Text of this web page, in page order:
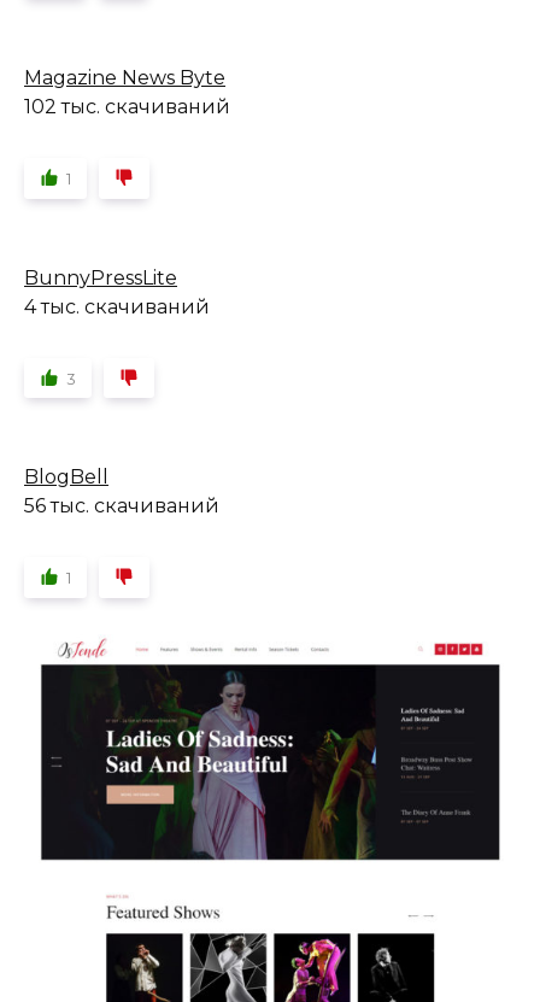
Magazine News Byte
102 тыс. скачиваний
1
BunnyPressLite
4 тыс. скачиваний
3
BlogBell
56 тыс. скачиваний
1